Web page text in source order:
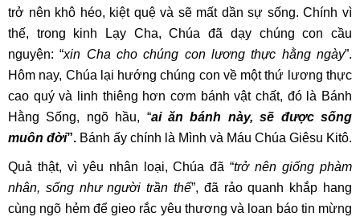
trở nên khô héo, kiệt quệ và sẽ mất dần sự sống. Chính vì
thế, trong kinh Lạy Cha, Chúa đã dạy chúng con cầu
nguyện: “xin Cha cho chúng con lương thực hằng ngày”.
Hôm nay, Chúa lại hướng chúng con về một thứ lương thực
cao quý và linh thiêng hơn cơm bánh vật chất, đó là Bánh
Hằng Sống, ngõ hầu, “ai ăn bánh này, sẽ được sống
muôn đời”. Bánh ấy chính là Mình và Máu Chúa Giêsu Kitô.
Quả thật, vì yêu nhân loại, Chúa đã “trở nên giống phàm
nhân, sống như người trần thế”, đã rảo quanh khắp hang
cùng ngõ hẻm để gieo rắc yêu thương và loan báo tin mừng